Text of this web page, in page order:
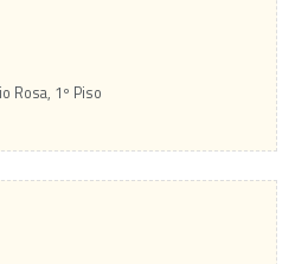
Rosa, 1º Piso